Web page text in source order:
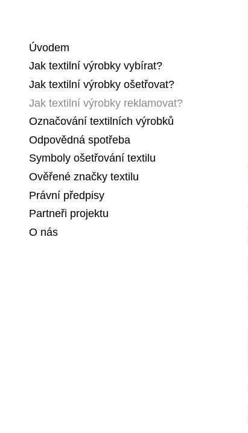
Úvodem
Jak textilní výrobky vybírat?
Jak textilní výrobky ošetřovat?
Jak textilní výrobky reklamovat?
Označování textilních výrobků
Odpovědná spotřeba
Symboly ošetřování textilu
Ověřené značky textilu
Právní předpisy
Partneři projektu
O nás